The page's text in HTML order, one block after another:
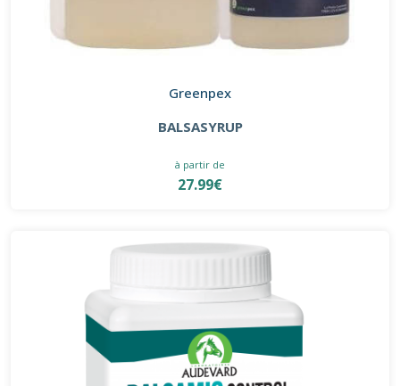
Greenpex
BALSASYRUP
à partir de
27.99€